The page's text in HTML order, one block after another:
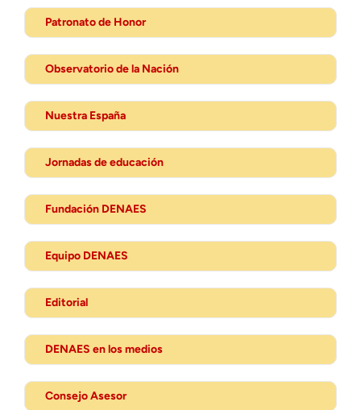
Patronato de Honor
Observatorio de la Nación
Nuestra España
Jornadas de educación
Fundación DENAES
Equipo DENAES
Editorial
DENAES en los medios
Consejo Asesor